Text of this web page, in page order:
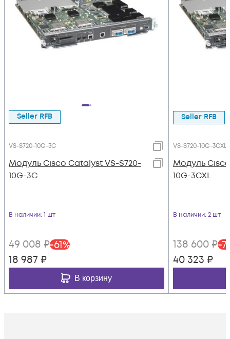
Seller RFB
VS-S720-10G-3C
Модуль Cisco Catalyst VS-S720-
10G-3C
В наличии: 1 шт
49 008 ₽-61%
18 987 ₽
В корзину
Seller RFB
VS-S720-10G-3CXL
Модуль
10G-3CXL
В наличии: 2 шт
138 600 ₽-71
40 323 ₽